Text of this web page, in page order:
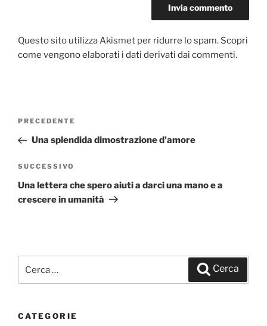
Questo sito utilizza Akismet per ridurre lo spam. Scopri
come vengono elaborati i dati derivati dai commenti.
Navigazione
Articolo
precedente:
PRECEDENTE
Una splendida dimostrazione d’amore
Articolo
successivo
SUCCESSIVO
Una lettera che spero aiuti a darci una mano e a
crescere in umanità
Cerca
CATEGORIE